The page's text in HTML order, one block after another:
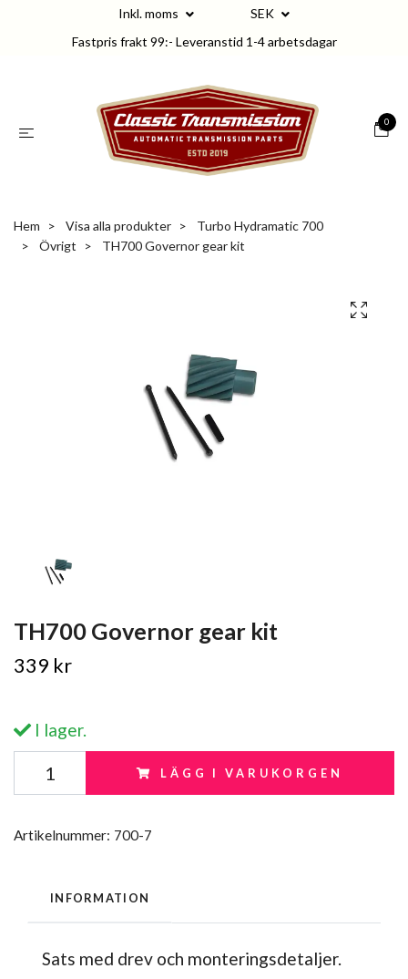
Inkl. moms
SEK
Fastpris frakt 99:- Leveranstid 1-4 arbetsdagar
0
Hem Visa alla produkter
Turbo Hydramatic 700
Övrigt
TH700 Governor gear kit
TH700 Governor gear kit
339 kr
I lager.
LÄGG I VARUKORGEN
Artikelnummer: 700-7
INFORMATION
Sats med drev och monteringsdetaljer.